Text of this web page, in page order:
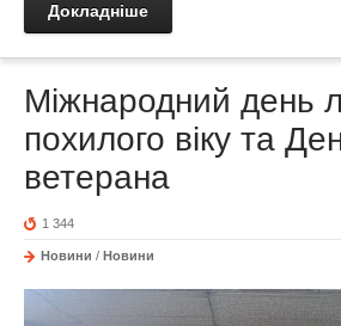
Докладніше
Міжнародний день
похилого віку та
ветерана
1 344
Новини / Новини